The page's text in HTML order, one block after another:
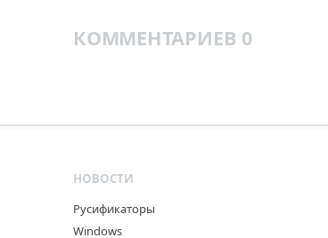
КОММЕНТАРИЕВ 0
НОВОСТИ
Русификаторы
Windows